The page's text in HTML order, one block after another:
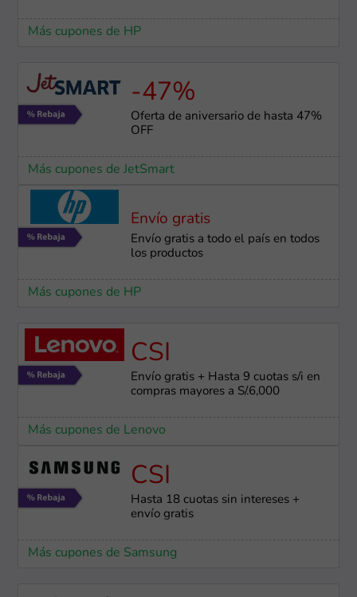
Más cupones de HP
-47%
Oferta de aniversario de hasta 47%
OFF
Más cupones de JetSmart
Envío gratis
Envío gratis a todo el país en todos
los productos
Más cupones de HP
CSI
Envío gratis + Hasta 9 cuotas s/i en
compras mayores a S/.6,000
Más cupones de Lenovo
CSI
Hasta 18 cuotas sin intereses +
envío gratis
Más cupones de Samsung